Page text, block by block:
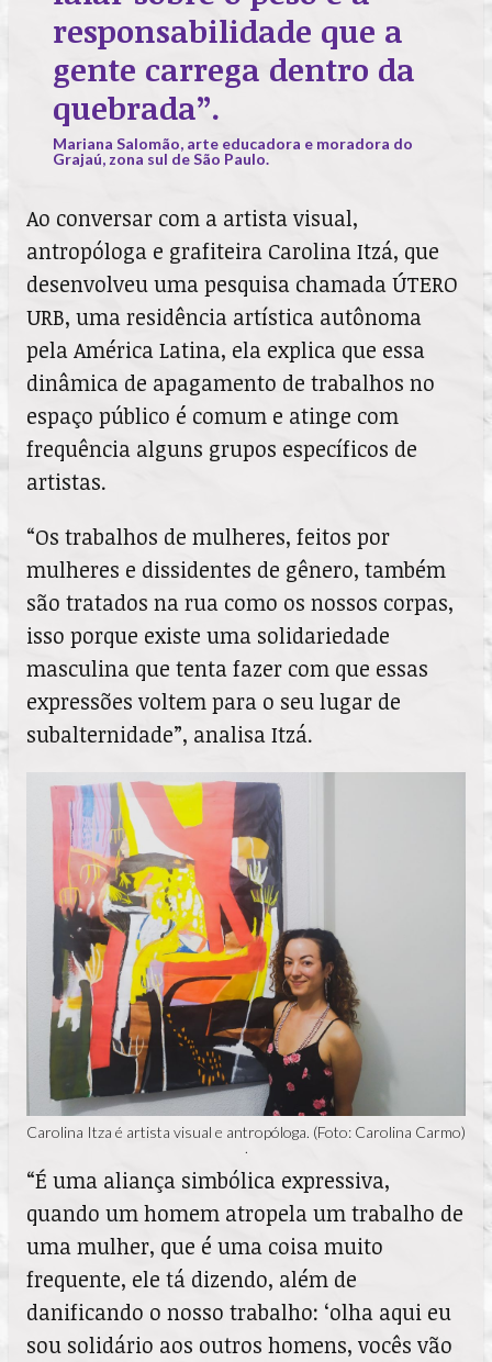
responsabilidade que a
gente carrega dentro da
quebrada”.
Mariana Salomão, arte educadora e moradora do
Grajaú, zona sul de São Paulo.
Ao conversar com a artista visual,
antropóloga e grafiteira Carolina Itzá, que
desenvolveu uma pesquisa chamada ÚTERO
URB, uma residência artística autônoma
pela América Latina, ela explica que essa
dinâmica de apagamento de trabalhos no
espaço público é comum e atinge com
frequência alguns grupos específicos de
artistas.
“Os trabalhos de mulheres, feitos por
mulheres e dissidentes de gênero, também
são tratados na rua como os nossos corpas,
isso porque existe uma solidariedade
masculina que tenta fazer com que essas
expressões voltem para o seu lugar de
subalternidade”, analisa Itzá.
Carolina Itza é artista visual e antropóloga. (Foto: Carolina Carmo)
.
“É uma aliança simbólica expressiva,
quando um homem atropela um trabalho de
uma mulher, que é uma coisa muito
frequente, ele tá dizendo, além de
danificando o nosso trabalho: ‘olha aqui eu
sou solidário aos outros homens, vocês vão